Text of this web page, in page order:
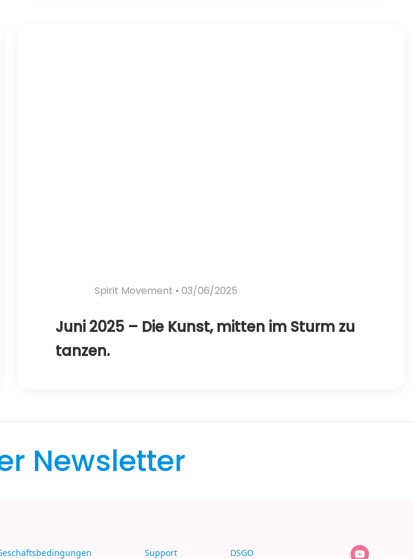
Spirit Movement • 03/06/2025
Juni 2025 – Die Kunst, mitten im Sturm zu
tanzen.
Newsletter
Support DSGO